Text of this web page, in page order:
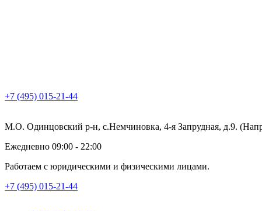
+7 (495) 015-21-44
М.О. Одинцовский р-н, с.Немчиновка, 4-я Запрудная, д.9.
Ежедневно 09:00 - 22:00
Работаем с юридическими и физическими лицами.
+7 (495) 015-21-44